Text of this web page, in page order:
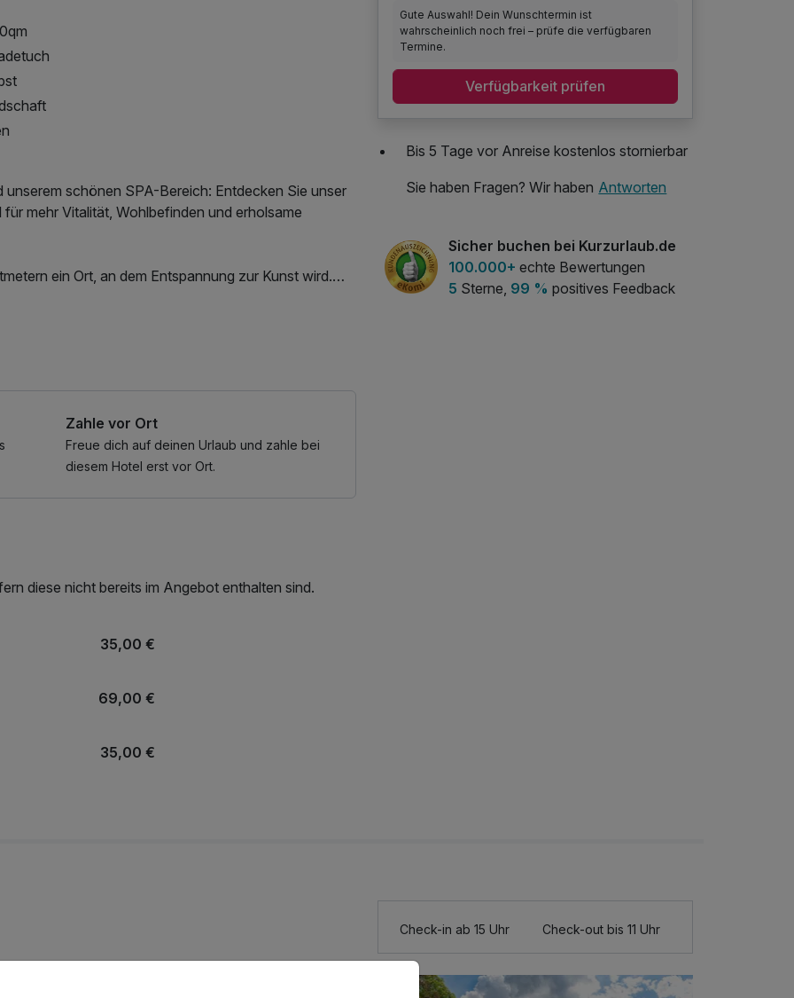
schönen SPA-Bereich: Entdecken Sie unser
mehr Vitalität, Wohlbefinden und erholsame
ein Ort, an dem Entspannung zur Kunst wird.
verwöhnen, die Verspannungen lösen und
Öle und erfahrene Hände bringen Körper
Verbindung natürlicher Materialien mit den
eine Atmosphäre der Geborgenheit und tiefen
Nutzung des Fitnessbereichs, Nutzung des
Zahle vor Ort
Freue dich auf deinen Urlaub und zahle bei
diesem Hotel erst vor Ort.
diese nicht bereits im Angebot enthalten sind.
35,00 €
69,00 €
35,00 €
Gute Auswahl! Dein Wunschtermin ist
wahrscheinlich noch frei – prüfe die verfügbaren
Termine.
Verfügbarkeit prüfen
Bis 5 Tage vor Anreise kostenlos stornierbar
Sie haben Fragen? Wir haben Antworten
Sicher buchen bei Kurzurlaub.de
100.000+ echte Bewertungen
5 Sterne, 99 % positives Feedback
Check-in ab 15 Uhr Check-out bis 11 Uhr